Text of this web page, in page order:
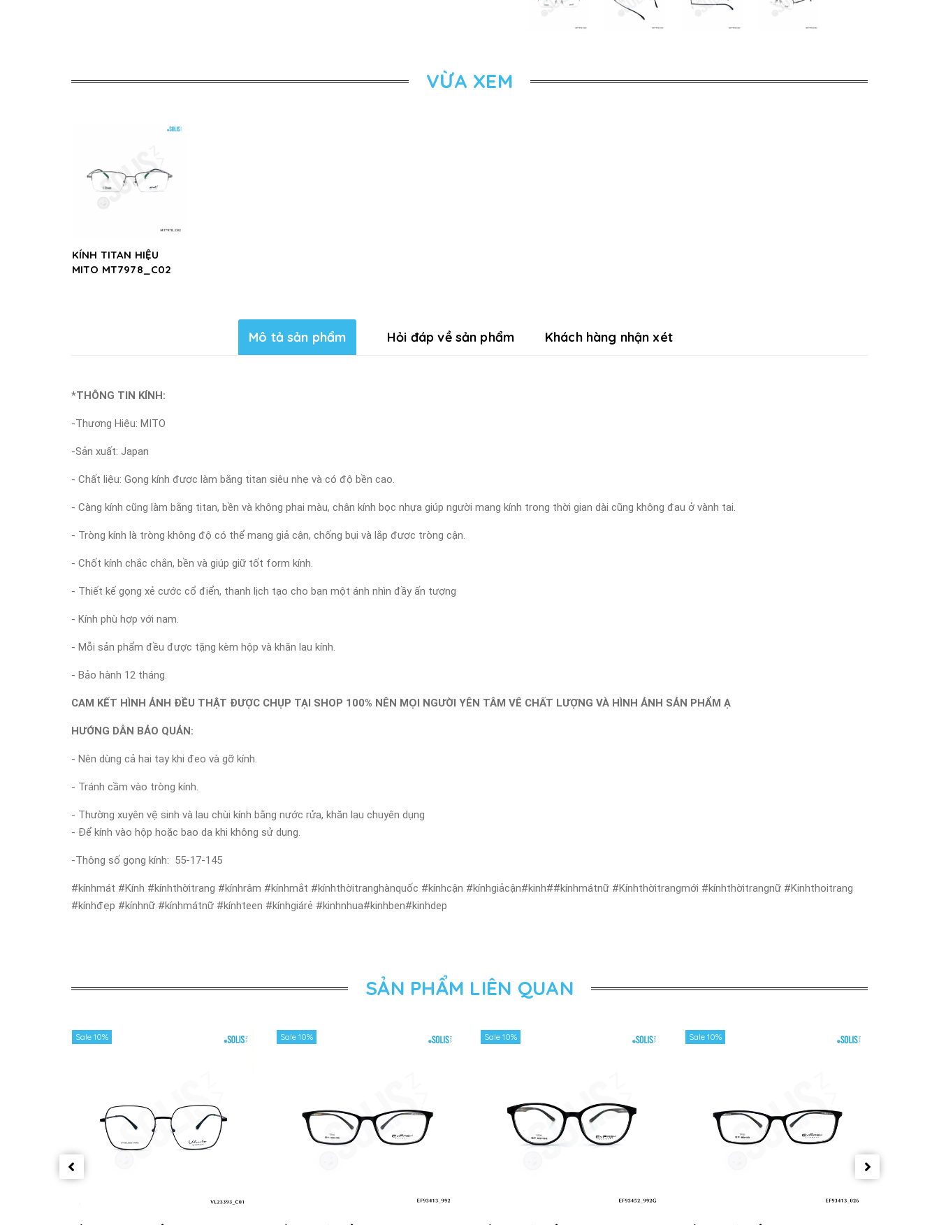
VỪA XEM
KÍNH TITAN HIỆU
MITO MT7978_C02
Mô tả sản phẩm Hỏi đáp về sản phẩm Khách hàng nhận xét
*THÔNG TIN KÍNH:
-Thương Hiệu: MITO
-Sản xuất: Japan
- Chất liệu: Gọng kính được làm bằng titan siêu nhẹ và có độ bền cao.
- Càng kính cũng làm bằng titan, bền và không phai màu, chân kính bọc nhựa giúp người mang kính trong thời gian dài cũng không đau ở vành tai.
- Tròng kính là tròng không độ có thể mang giả cận, chống bụi và lắp được tròng cận.
- Chốt kính chắc chắn, bền và giúp giữ tốt form kính.
- Thiết kế gọng xẻ cước cổ điển, thanh lịch tạo cho bạn một ánh nhìn đầy ấn tượng
- Kính phù hợp với nam.
- Mỗi sản phẩm đều được tặng kèm hộp và khăn lau kính.
- Bảo hành 12 tháng.
CAM KẾT HÌNH ẢNH ĐỀU THẬT ĐƯỢC CHỤP TẠI SHOP 100% NÊN MỌI NGƯỜI YÊN TÂM VÊ CHẤT LƯỢNG VÀ HÌNH ẢNH SẢN PHẨM Ạ
HƯỚNG DẪN BẢO QUẢN:
- Nên dùng cả hai tay khi đeo và gỡ kính.
- Tránh cầm vào tròng kính.
- Thường xuyên vệ sinh và lau chùi kính bằng nước rửa, khăn lau chuyên dụng
- Để kính vào hộp hoặc bao da khi không sử dụng.
-Thông số gọng kính: 55-17-145
#kínhmát #Kính #kínhthờitrang #kínhrâm #kínhmắt #kínhthờitranghànquốc #kínhcận #kínhgiảcận#kinh##kínhmátnữ #Kínhthờitrangmới #kínhthờitrangnữ #Kinhthoitrang
#kínhđẹp #kínhnữ #kínhmátnữ #kínhteen #kínhgiárẻ #kinhnhua#kinhben#kinhdep
SẢN PHẨM LIÊN QUAN
Sale 10% Sale 10% Sale 10% Sale 10%